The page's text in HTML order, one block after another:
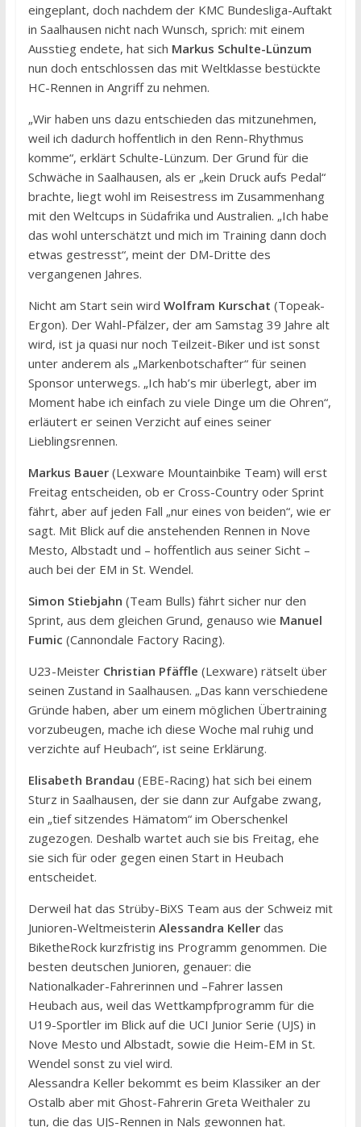
eingeplant, doch nachdem der KMC Bundesliga-Auftakt
in Saalhausen nicht nach Wunsch, sprich: mit einem
Ausstieg endete, hat sich Markus Schulte-Lünzum
nun doch entschlossen das mit Weltklasse bestückte
HC-Rennen in Angriff zu nehmen.
„Wir haben uns dazu entschieden das mitzunehmen,
weil ich dadurch hoffentlich in den Renn-Rhythmus
komme“, erklärt Schulte-Lünzum. Der Grund für die
Schwäche in Saalhausen, als er „kein Druck aufs Pedal“
brachte, liegt wohl im Reisestress im Zusammenhang
mit den Weltcups in Südafrika und Australien. „Ich habe
das wohl unterschätzt und mich im Training dann doch
etwas gestresst“, meint der DM-Dritte des
vergangenen Jahres.
Nicht am Start sein wird Wolfram Kurschat (Topeak-
Ergon). Der Wahl-Pfälzer, der am Samstag 39 Jahre alt
wird, ist ja quasi nur noch Teilzeit-Biker und ist sonst
unter anderem als „Markenbotschafter“ für seinen
Sponsor unterwegs. „Ich hab’s mir überlegt, aber im
Moment habe ich einfach zu viele Dinge um die Ohren“,
erläutert er seinen Verzicht auf eines seiner
Lieblingsrennen.
Markus Bauer (Lexware Mountainbike Team) will erst
Freitag entscheiden, ob er Cross-Country oder Sprint
fährt, aber auf jeden Fall „nur eines von beiden“, wie er
sagt. Mit Blick auf die anstehenden Rennen in Nove
Mesto, Albstadt und – hoffentlich aus seiner Sicht –
auch bei der EM in St. Wendel.
Simon Stiebjahn (Team Bulls) fährt sicher nur den
Sprint, aus dem gleichen Grund, genauso wie Manuel
Fumic (Cannondale Factory Racing).
U23-Meister Christian Pfäffle (Lexware) rätselt über
seinen Zustand in Saalhausen. „Das kann verschiedene
Gründe haben, aber um einem möglichen Übertraining
vorzubeugen, mache ich diese Woche mal ruhig und
verzichte auf Heubach“, ist seine Erklärung.
Elisabeth Brandau (EBE-Racing) hat sich bei einem
Sturz in Saalhausen, der sie dann zur Aufgabe zwang,
ein „tief sitzendes Hämatom“ im Oberschenkel
zugezogen. Deshalb wartet auch sie bis Freitag, ehe
sie sich für oder gegen einen Start in Heubach
entscheidet.
Derweil hat das Strüby-BiXS Team aus der Schweiz mit
Junioren-Weltmeisterin Alessandra Kellerdas
BiketheRock kurzfristig ins Programm genommen. Die
besten deutschen Junioren, genauer: die
Nationalkader-Fahrerinnen und –Fahrer lassen
Heubach aus, weil das Wettkampfprogramm für die
U19-Sportler im Blick auf die UCI Junior Serie (UJS) in
Nove Mesto und Albstadt, sowie die Heim-EM in St.
Wendel sonst zu viel wird.
Alessandra Keller bekommt es beim Klassiker an der
Ostalb aber mit Ghost-Fahrerin Greta Weithaler zu
tun, die das UJS-Rennen in Nals gewonnen hat.